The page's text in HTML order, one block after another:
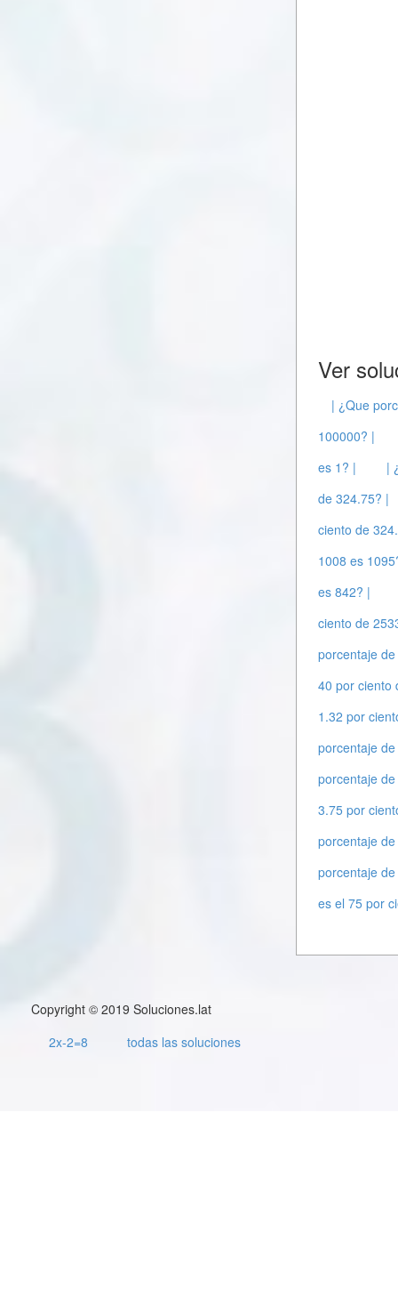
Ver
| ¿Que
100000? |
es 1? |
|
de 324.75? |
ciento de
1008 es
es 842? |
ciento de
porcentaje
40 por ciento
1.32 por
porcentaje
porcentaje
3.75 por
porcentaje
porcentaje
es el 75 por
Copyright © 2019 Soluciones.lat
2x-2=8
todas las soluciones